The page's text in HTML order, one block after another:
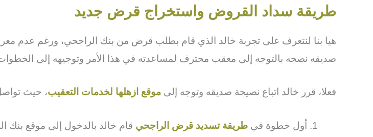
طريقة سداد القروض واستخراج قرض جديد
هيا بنا لنتعرف على تجربة خالد الذي قام بطلب قرض من بنك الراجحي، ورغم عدم
صديقه نصحه بالتوجه إلى معقب محترف لمساعدته في هذا الأمر وتوجيهه إلى
فعلا، قرر خالد اتباع نصيحة صديقه وتوجه إلى موقع ازهلها لخدمات التعقيب، حيث
أول خطوة في طريقة تسديد قرض الراجحي قام خالد بالدخول إلى موقع بنك